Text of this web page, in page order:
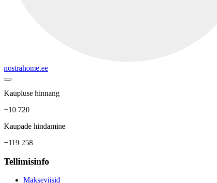
nostrahome.ee
Kaupluse hinnang
+10 720
Kaupade hindamine
+119 258
Tellimisinfo
Makseviisid